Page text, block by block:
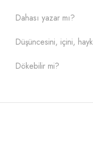
Dahası yazar mı?
Düşüncesini, içini,
Dökebilir mi?